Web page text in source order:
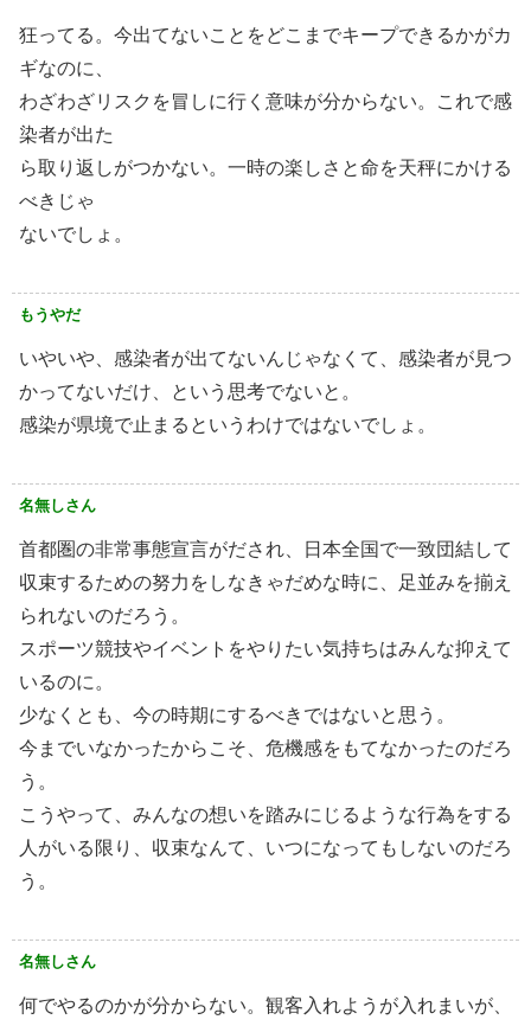
狂ってる。今出てないことをどこまでキープできるかがカ
ギなのに、
わざわざリスクを冒しに行く意味が分からない。これで感
染者が出た
ら取り返しがつかない。一時の楽しさと命を天秤にかける
べきじゃ
ないでしょ。
もうやだ
いやいや、感染者が出てないんじゃなくて、感染者が見つ
かってないだけ、という思考でないと。
感染が県境で止まるというわけではないでしょ。
名無しさん
首都圏の非常事態宣言がだされ、日本全国で一致団結して
収束するための努力をしなきゃだめな時に、足並みを揃え
られないのだろう。
スポーツ競技やイベントをやりたい気持ちはみんな抑えて
いるのに。
少なくとも、今の時期にするべきではないと思う。
今までいなかったからこそ、危機感をもてなかったのだろ
う。
こうやって、みんなの想いを踏みにじるような行為をする
人がいる限り、収束なんて、いつになってもしないのだろ
う。
名無しさん
何でやるのかが分からない。観客入れようが入れまいが、